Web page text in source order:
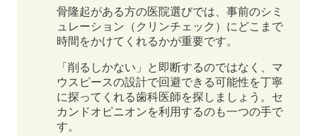
骨隆起がある方の医院選びでは、事前のシミ
ュレーション（クリンチェック）にどこまで
時間をかけてくれるかが重要です。
「削るしかない」と即断するのではなく、マ
ウスピースの設計で回避できる可能性を丁寧
に探ってくれる歯科医師を探しましょう。セ
カンドオピニオンを利用するのも一つの手で
す。